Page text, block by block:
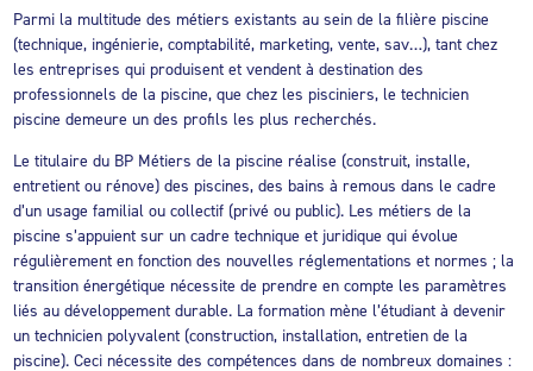
Parmi la multitude des métiers existants au sein de la filière piscine
(technique, ingénierie, comptabilité, marketing, vente, sav…), tant chez
les entreprises qui produisent et vendent à destination des
professionnels de la piscine, que chez les pisciniers, le technicien
piscine demeure un des profils les plus recherchés.
Le titulaire du BP Métiers de la piscine réalise (construit, installe,
entretient ou rénove) des piscines, des bains à remous dans le cadre
d’un usage familial ou collectif (privé ou public). Les métiers de la
piscine s’appuient sur un cadre technique et juridique qui évolue
régulièrement en fonction des nouvelles réglementations et normes ; la
transition énergétique nécessite de prendre en compte les paramètres
liés au développement durable. La formation mène l’étudiant à devenir
un technicien polyvalent (construction, installation, entretien de la
piscine). Ceci nécessite des compétences dans de nombreux domaines :